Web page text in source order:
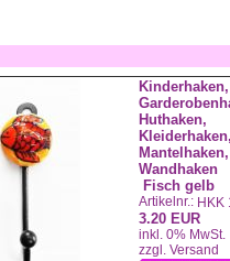
Kinderhaken,
Huthaken,
Mantelhaken,
Wandhaken
Fisch gelb
Artikelnr.: HKK
3.20 EUR
inkl. 0% MwSt.
zzgl. Versand